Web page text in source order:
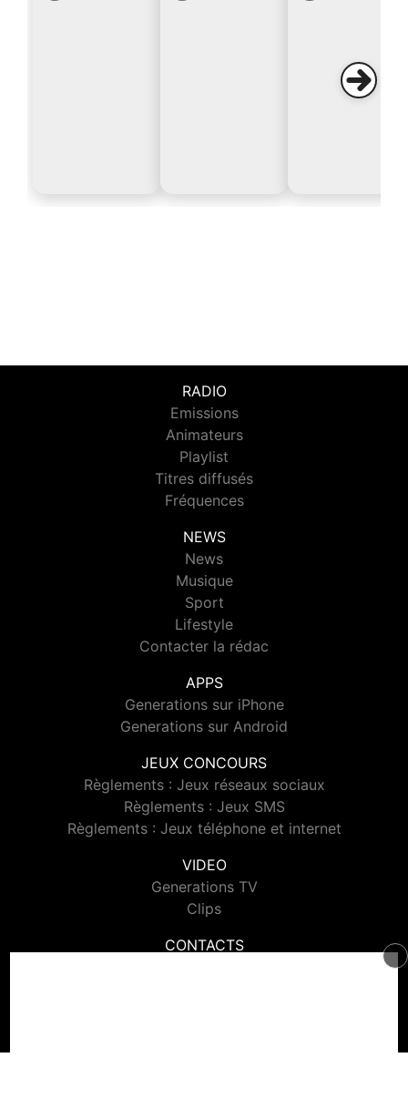
RADIO
Emissions
Animateurs
Playlist
Titres diffusés
Fréquences
NEWS
News
Musique
Sport
Lifestyle
Contacter la rédac
APPS
Generations sur iPhone
Generations sur Android
JEUX CONCOURS
Règlements : Jeux réseaux sociaux
Règlements : Jeux SMS
Règlements : Jeux téléphone et internet
VIDEO
Generations TV
Clips
CONTACTS